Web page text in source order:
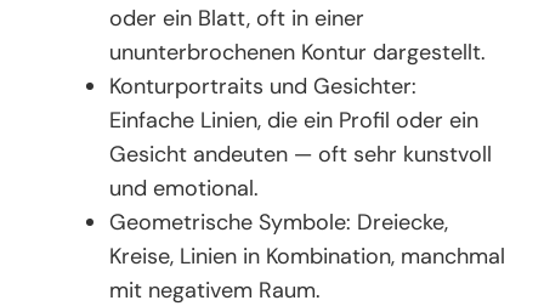
oder ein Blatt, oft in einer
ununterbrochenen Kontur dargestellt.
Konturportraits und Gesichter:
Einfache Linien, die ein Profil oder ein
Gesicht andeuten — oft sehr kunstvoll
und emotional.
Geometrische Symbole: Dreiecke,
Kreise, Linien in Kombination, manchmal
mit negativem Raum.